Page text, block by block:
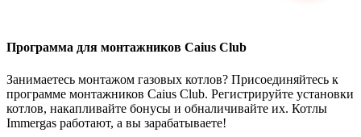
Программа для монтажников Caius Club
Занимаетесь монтажом газовых котлов? Присоединяйтесь к
программе монтажников Caius Club. Регистрируйте установки
котлов, накапливайте бонусы и обналичивайте их. Котлы
Immergas работают, а вы зарабатываете!